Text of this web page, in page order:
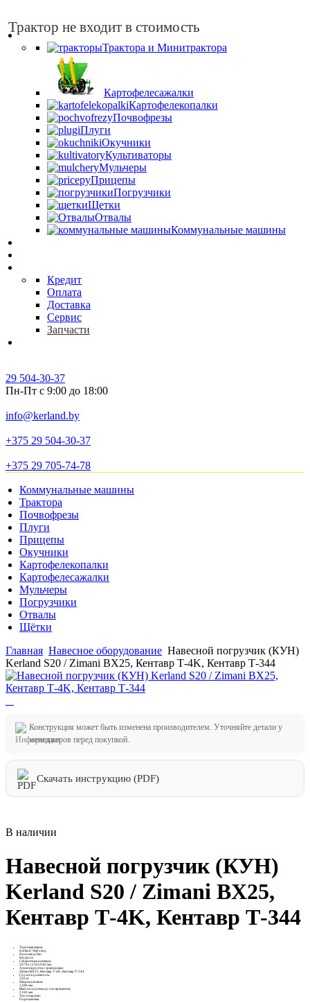
Каталог
Трактора и Минитрактора
Картофелесажалки
Картофелекопалки
Почвофрезы
Плуги
Окучники
Культиваторы
Мульчеры
Прицепы
Погрузчики
Щетки
Отвалы
Коммунальные машины
Кредит
Оплата
Доставка
Сервис
Запчасти
29 504-30-37
Пн-Пт с 9:00 до 18:00
info@kerland.by
+375 29 504-30-37
+375 29 705-74-78
Коммунальные машины
Трактора
Почвофрезы
Плуги
Прицепы
Окучники
Картофелекопалки
Картофелесажалки
Мульчеры
Погрузчики
Отвалы
Щётки
Главная Навесное оборудование Навесной погрузчик (КУН)
Kerland S20 / Zimani BX25, Кентавр Т-4K, Кентавр Т-344
Трактор не входит в стоимость
Конструкция может быть изменена производителем. Уточняйте детали у
менеджеров перед покупкой.
Скачать инструкцию (PDF)
В наличии
Навесной погрузчик (КУН)
Kerland S20 / Zimani BX25,
Кентавр Т-4K, Кентавр Т-344
Торговая марка:
Kerland | Керланд
Производство:
Беларусь
Габаритные размеры:
2070x1230x940 мм
Агрегатируется с тракторами:
Zimani BX25, Кентавр Т-4K, Кентавр Т-344
Грузоподъемность:
350 кг
Ширина ковша:
1288 мм
Высота подъёма до оси вращения:
2100 мм
Тип покраски:
Порошковая